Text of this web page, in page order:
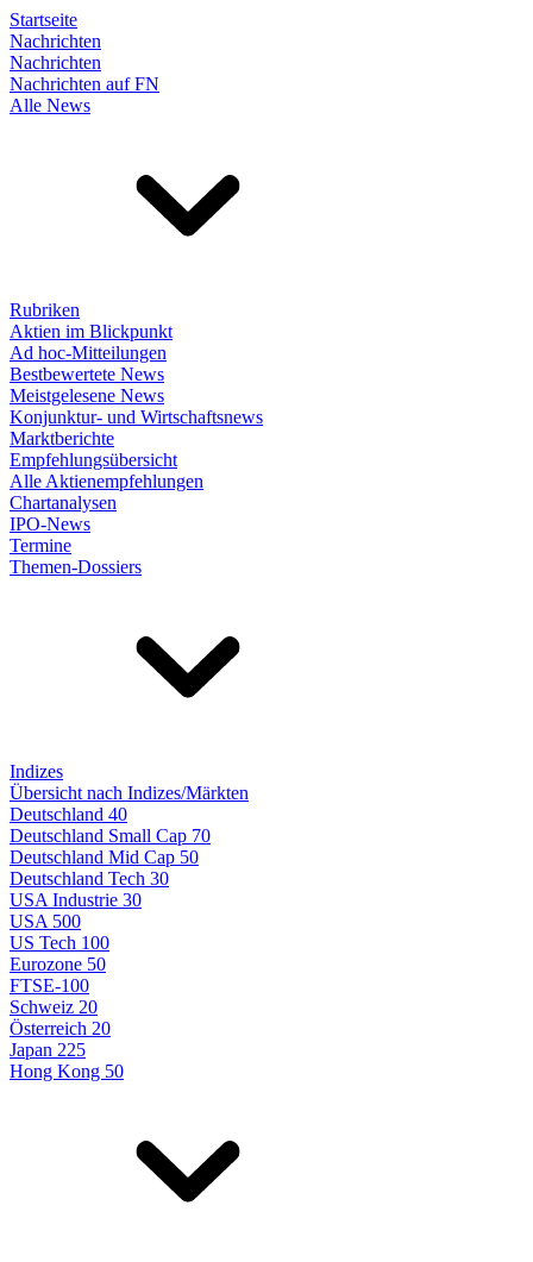
Startseite
Nachrichten
Nachrichten
Nachrichten auf FN
Alle News
Rubriken
Aktien im Blickpunkt
Ad hoc-Mitteilungen
Bestbewertete News
Meistgelesene News
Konjunktur- und Wirtschaftsnews
Marktberichte
Empfehlungsübersicht
Alle Aktienempfehlungen
Chartanalysen
IPO-News
Termine
Themen-Dossiers
Indizes
Übersicht nach Indizes/Märkten
Deutschland 40
Deutschland Small Cap 70
Deutschland Mid Cap 50
Deutschland Tech 30
USA Industrie 30
USA 500
US Tech 100
Eurozone 50
FTSE-100
Schweiz 20
Österreich 20
Japan 225
Hong Kong 50